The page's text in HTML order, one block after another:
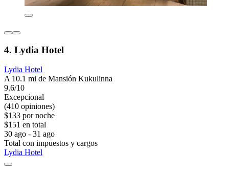
4. Lydia Hotel
Lydia Hotel
A 10.1 mi de Mansión Kukulinna
9.6/10
Excepcional
(410 opiniones)
$133 por noche
$151 en total
30 ago - 31 ago
Total con impuestos y cargos
Lydia Hotel